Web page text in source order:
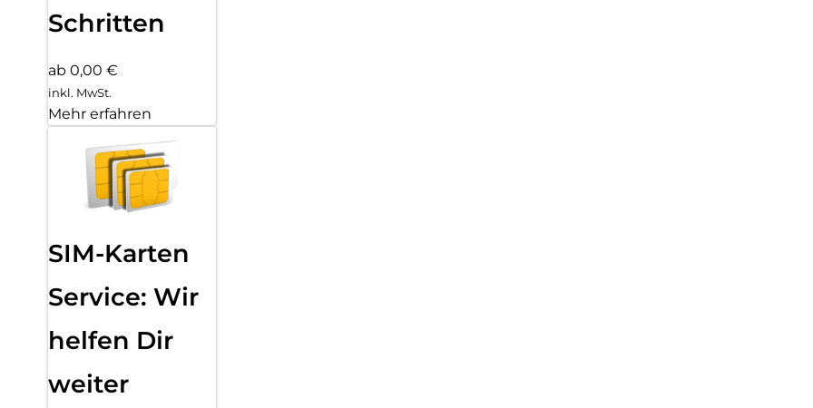
Schritten
ab 0,00 €
inkl. MwSt.
Mehr erfahren
SIM-Karten
Service: Wir
helfen Dir
weiter